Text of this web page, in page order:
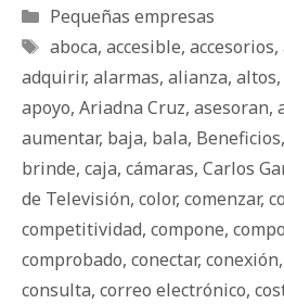
Categorías
Pequeñas empresas
Etiquetas
aboca, accesible, accesorios,
adquirir, alarmas, alianza, altos,
apoyo, Ariadna Cruz, asesoran,
aumentar, baja, bala, Beneficios,
brinde, caja, cámaras, Carlos
de Televisión, color, comenzar,
competitividad, compone,
comprobado, conectar, conexión,
consulta, correo electrónico,